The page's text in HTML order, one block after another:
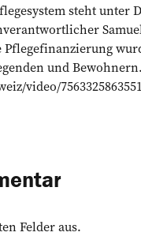
steht unter
und
video/
Felder aus.